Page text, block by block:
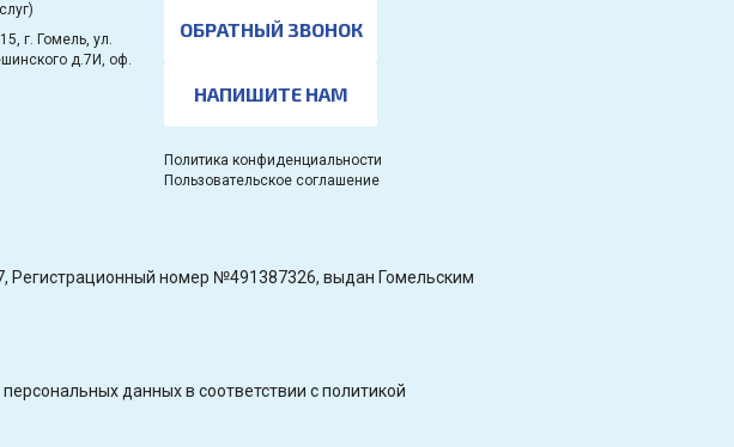
г. Гомель, ул.
д.7И, оф.
ОБРАТНЫЙ ЗВОНОК
НАПИШИТЕ НАМ
Политика конфиденциальности
Пользовательское соглашение
Регистрационный номер №491387326, выдан Гомельским
данных в соответствии с политикой